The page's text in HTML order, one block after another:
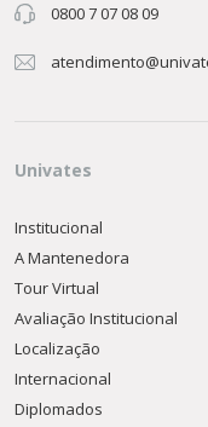
0800 7 07 08 09
Univates
Institucional
A Mantenedora
Tour Virtual
Avaliação Institucional
Localização
Internacional
Diplomados